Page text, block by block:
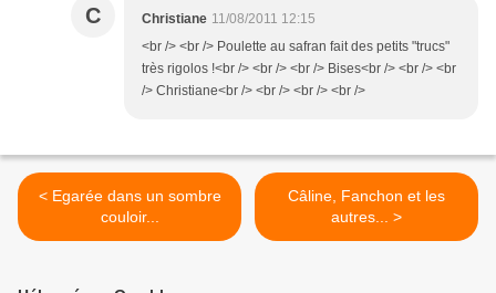
C Christiane 11/08/2011 12:15
<br /> <br /> Poulette au safran fait des petits "trucs"
très rigolos !<br /> <br /> <br /> Bises<br /> <br /> <br
/> Christiane<br /> <br /> <br /> <br />
< Egarée dans un sombre
couloir...
Câline, Fanchon et les
autres... >